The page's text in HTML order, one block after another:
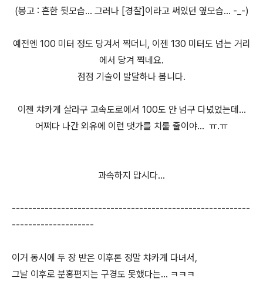
(봉고 : 흔한 뒷모습... 그러나 [경찰]이라고 써있던 옆모습... -_-)
예전엔 100 미터 정도 당겨서 찍더니, 이젠 130 미터도 넘는 거리
에서 당겨 찍네요.
점점 기술이 발달하나 봅니다.
이젠 챠카게 살라구 고속도로에서 100도 안 넘구 다녔었는데...
어쩌다 나간 외유에 이런 댓가를 치룰 줄이야... ㅠ.ㅠ
과속하지 맙시다...
----------------------------------------------------------
--------------------
이거 동시에 두 장 받은 이후론 정말 챠카게 다녀서,
그날 이후로 분홍편지는 구경도 못했다는... ㅋㅋㅋ